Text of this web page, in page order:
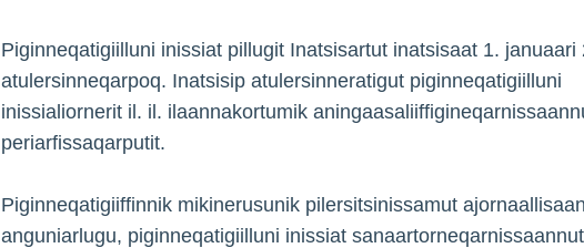
Piginneqatigiilluni inissiat pillugit Inatsisartut inatsisaat 1. januaari
atulersinneqarpoq. Inatsisip atulersinneratigut piginneqatigiilluni
inissialiornerit il. il. ilaannakortumik
periarfissaqarputit.
Piginneqatigiiffinnik mikinerusunik pilersitsinissamut
anguniarlugu, piginneqatigiilluni inissiat sanaartorneqarnissaannut